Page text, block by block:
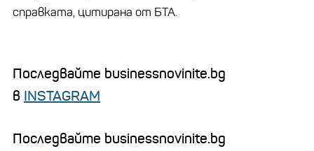
справката, цитирана от БТА.
Последвайте businessnovinite.bg
в INSTAGRAM
Последвайте businessnovinite.bg